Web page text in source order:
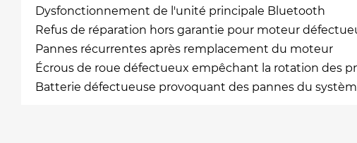
Dysfonctionnement de l'unité principale Bluetooth
Refus de réparation hors garantie pour moteur
Pannes récurrentes après remplacement du moteur
Écrous de roue défectueux empêchant la rotation des
Batterie défectueuse provoquant des pannes du